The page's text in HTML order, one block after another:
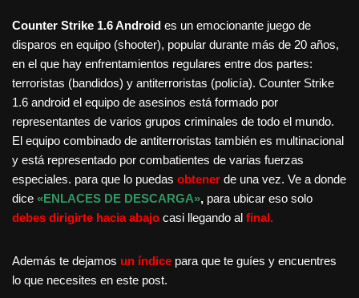
Counter Strike 1.6 Android es un emocionante juego de
disparos en equipo (shooter), popular durante más de 20 años,
en el que hay enfrentamientos regulares entre dos partes:
terroristas (bandidos) y antiterroristas (policía). Counter Strike
1.6 android el equipo de asesinos está formado por
representantes de varios grupos criminales de todo el mundo.
El equipo combinado de antiterroristas también es multinacional
y está representado por combatientes de varias fuerzas
especiales. para que lo puedas obtener de una vez. Ve a donde
dice «ENLACES DE DESCARGA», para ubicar eso solo
debes dirigirte hacia abajo casi llegando al final.
Además te dejamos un índice para que te guíes y encuentres
lo que necesites en este post.